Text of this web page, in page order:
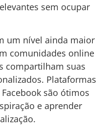
sem ocupar
um nível ainda maior
comunidades online
compartilham suas
Plataformas
são ótimos
e aprender